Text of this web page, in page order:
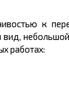
к
работах: